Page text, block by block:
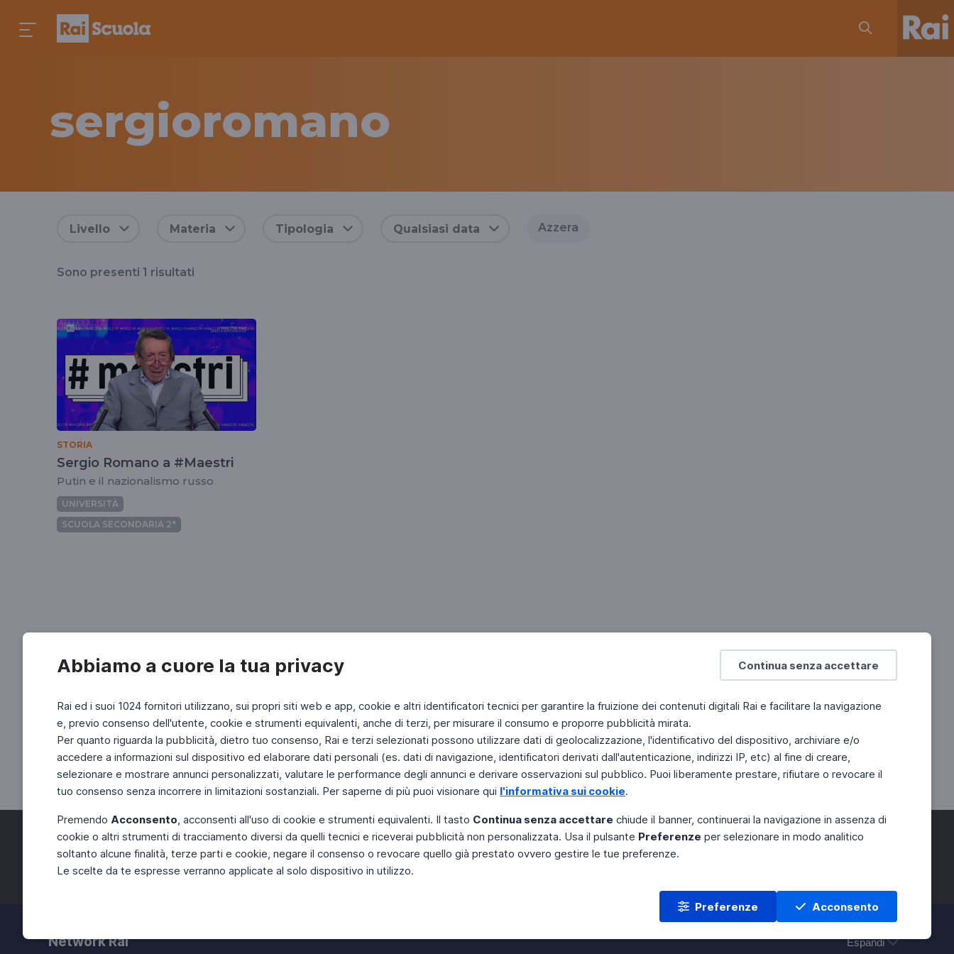
Continua senza accettare
Abbiamo a cuore la tua privacy
Rai ed i suoi 1024 fornitori utilizzano, sui propri siti web e app, cookie e altri identificatori tecnici per garantire la fruizione dei contenuti digitali Rai e facilitare la navigazione
e, previo consenso dell'utente, cookie e strumenti equivalenti, anche di terzi, per misurare il consumo e proporre pubblicità mirata.
Per quanto riguarda la pubblicità, dietro tuo consenso, Rai e terzi selezionati possono utilizzare dati di geolocalizzazione, l'identificativo del dispositivo, archiviare e/o
accedere a informazioni sul dispositivo ed elaborare dati personali (es. dati di navigazione, identificatori derivati dall'autenticazione, indirizzi IP, etc) al fine di creare,
selezionare e mostrare annunci personalizzati, valutare le performance degli annunci e derivare osservazioni sul pubblico. Puoi liberamente prestare, rifiutare o revocare il
tuo consenso senza incorrere in limitazioni sostanziali. Per saperne di più puoi visionare qui l'informativa sui cookie.
Premendo Acconsento, acconsenti all'uso di cookie e strumenti equivalenti. Il tasto Continua senza accettare chiude il banner, continuerai la navigazione in assenza di
cookie o altri strumenti di tracciamento diversi da quelli tecnici e riceverai pubblicità non personalizzata. Usa il pulsante Preferenze per selezionare in modo analitico
soltanto alcune finalità, terze parti e cookie, negare il consenso o revocare quello già prestato ovvero gestire le tue preferenze.
Le scelte da te espresse verranno applicate al solo dispositivo in utilizzo.
Preferenze Acconsento
sergioromano
tag
sergioromano
Livello Materia Tipologia Qualsiasi data Azzera
Sono presenti 1 risultati
STORIA
Sergio Romano a #Maestri
Putin e il nazionalismo russo
UNIVERSITÀ
SCUOLA SECONDARIA 2°
Facebook Twitter Instagram